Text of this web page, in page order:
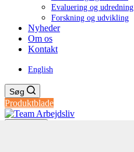
Evaluering og udredning
Forskning og udvikling
Nyheder
Om os
Kontakt
English
Søg
Produktblade